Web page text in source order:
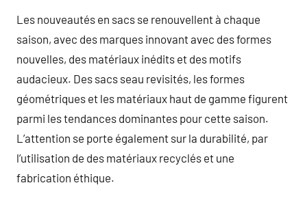
Les nouveautés en sacs se renouvellent à chaque
saison, avec des marques innovant avec des formes
nouvelles, des matériaux inédits et des motifs
audacieux. Des sacs seau revisités, les formes
géométriques et les matériaux haut de gamme figurent
parmi les tendances dominantes pour cette saison.
L’attention se porte également sur la durabilité, par
l’utilisation de des matériaux recyclés et une
fabrication éthique.